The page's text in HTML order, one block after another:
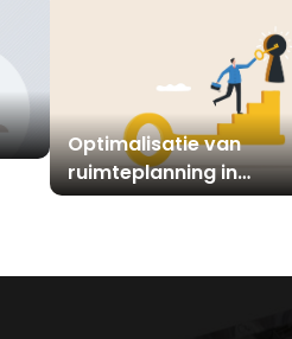
Optimalisatie van
ruimteplanning in
kantoorgebouwen